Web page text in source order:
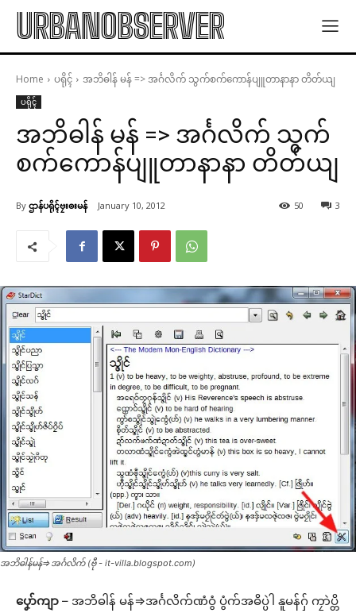
URBANOBSERVER
Home ပရိုၚ် အဘိဓါန် မန် => အၚ်္ဂလိက် သွက်စက်ကောန်ပျူတာနာနာ တိတ်ယျ
ပရိုၚ်
အဘိဓါန် မန် => အၚ်္ဂလိက် သွက်
စက်ကောန်ပျူတာနာနာ တိတ်ယျ
By ဌာန်ပရိုၚ်ဗၠးၜးမန် January 10, 2012 3
50
အဘိဓါန်မန်=>အၚ်္ဂလိက် (ဗီု - it-villa.blogspot.com)
ပၞော်ကျာ – အဘိဓါန် မန်=>အၚ်္ဂလိက်ဏံဝွံ ပွံက်အဓိပ္ပဲါ နူမန်ဂှ် ကၠာဲပ္တိ